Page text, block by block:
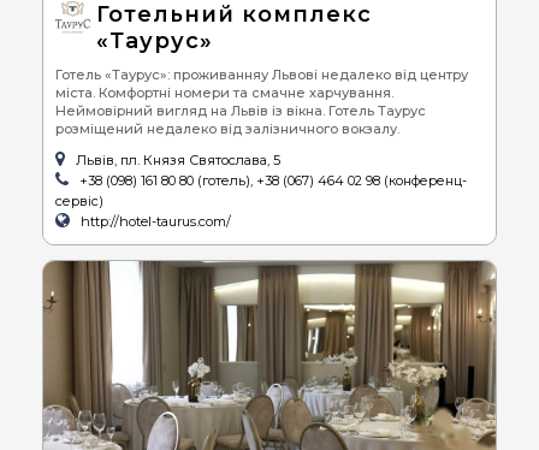
Готельний комплекс
«Таурус»
Готель «Таурус»: проживанняу Львові недалеко від центру
міста. Комфортні номери та смачне харчування.
Неймовірний вигляд на Львів із вікна. Готель Таурус
розміщений недалеко від залізничного вокзалу.
Львів, пл. Князя Святослава, 5
+38 (098) 161 80 80 (готель), +38 (067) 464 02 98 (конференц-
сервіс)
http://hotel-taurus.com/